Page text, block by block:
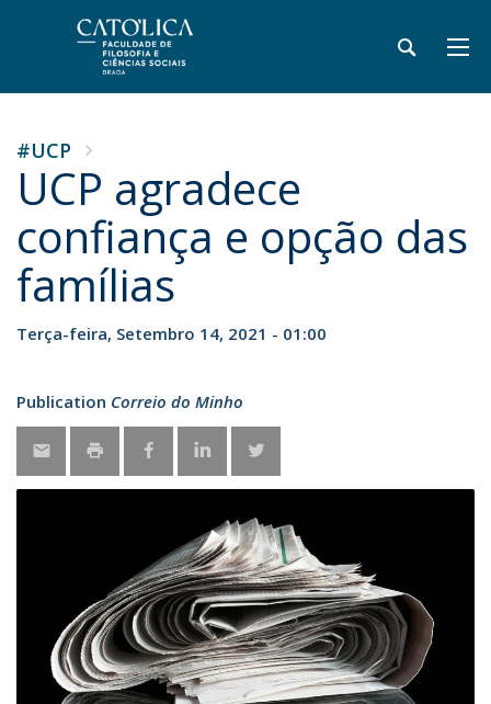
#UCP
UCP agradece
confiança e opção das
famílias
Terça-feira, Setembro 14, 2021 - 01:00
Publication Correio do Minho